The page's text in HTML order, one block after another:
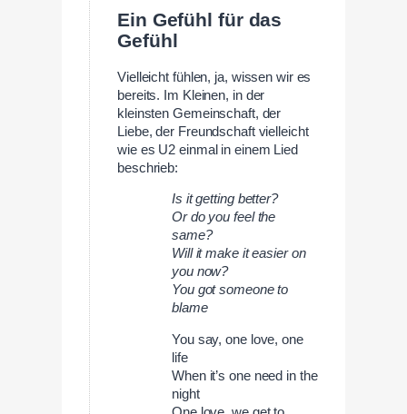
Ein Gefühl für das
Gefühl
Vielleicht fühlen, ja, wissen wir es
bereits. Im Kleinen, in der
kleinsten Gemeinschaft, der
Liebe, der Freundschaft vielleicht
wie es U2 einmal in einem Lied
beschrieb:
Is it getting better?
Or do you feel the
same?
Will it make it easier on
you now?
You got someone to
blame
You say, one love, one
life
When it’s one need in the
night